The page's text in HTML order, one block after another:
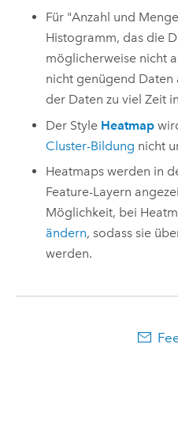
Für "Anzahl und
Histogramm, das die
möglicherweise nicht
nicht genügend
der Daten zu viel Zeit
Der Style Heatmap
Cluster-Bildung nicht
Heatmaps werden in
Feature-Layern
Möglichkeit, bei
ändern, sodass sie
werden.